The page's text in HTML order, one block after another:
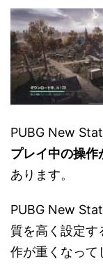
PUBG New
プレイ中の操作
あります。
PUBG New
質を高く設定
作が重くなって